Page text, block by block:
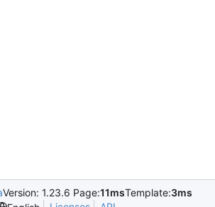
Version: 1.23.6 Page:11msTemplate:3ms